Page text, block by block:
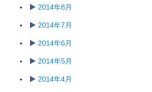
2014年8月
2014年7月
2014年6月
2014年5月
2014年4月